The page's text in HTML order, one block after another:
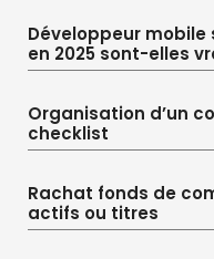
Développeur
en 2025 sont-elles
Organisation d’un
checklist
Rachat fonds de
actifs ou titres